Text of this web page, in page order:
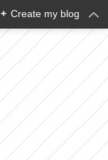
+ Create my blog